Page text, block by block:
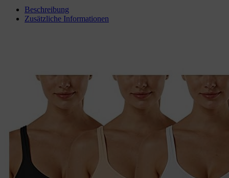
Beschreibung
Zusätzliche Informationen